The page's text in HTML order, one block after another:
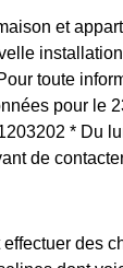
et
toute
pour le
* Du
de
des